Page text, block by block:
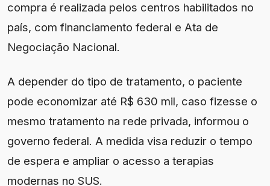
compra é realizada pelos centros habilitados no
país, com financiamento federal e Ata de
Negociação Nacional.
A depender do tipo de tratamento, o paciente
pode economizar até R$ 630 mil, caso fizesse o
mesmo tratamento na rede privada, informou o
governo federal. A medida visa reduzir o tempo
de espera e ampliar o acesso a terapias
modernas no SUS.